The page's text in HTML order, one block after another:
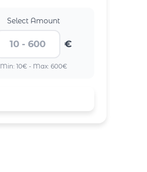
Select Amount
€
Min: 10€ - Max: 600€